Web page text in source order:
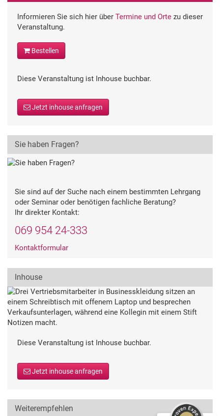
Informieren Sie sich hier über Termine und Orte zu dieser
Veranstaltung.
Bestellen
Diese Veranstaltung ist Inhouse buchbar.
Jetzt inhouse anfragen
Sie haben Fragen?
Sie sind auf der Suche nach einem bestimmten Lehrgang
oder Seminar oder benötigen fachliche Beratung?
Ihr direkter Kontakt:
069 954 24-333
Kontaktformular
Inhouse
Diese Veranstaltung ist Inhouse buchbar.
Jetzt inhouse anfragen
Weiterempfehlen
ProvenExpert.com
SEHR GUT